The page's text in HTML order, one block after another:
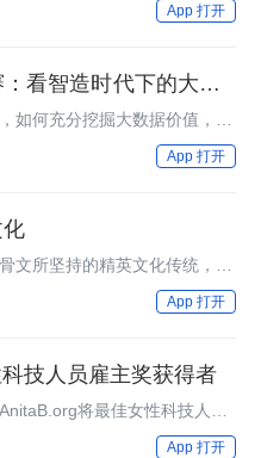
App 打开
看智造时代下的大数据
如何充分挖掘大数据价值，推
App 打开
文所坚持的精英文化传统，对
很多以学校为基石的圈子。
App 打开
技人员雇主奖获得者
将最佳女性科技人员
ThoughtWorks三家公司。
App 打开